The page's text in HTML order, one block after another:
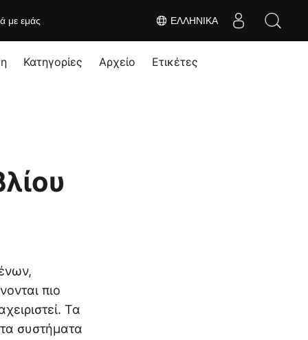
ΕΛΛΗΝΙΚΆ
με εμάς
Κατηγορίες Αρχείο Ετικέτες
πιο
Τα
συστήματα